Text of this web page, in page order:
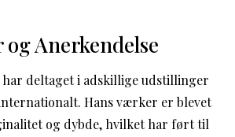
Anerkendelse
har deltaget i adskillige udstillinger
Hans værker er blevet
og dybde, hvilket har ført til